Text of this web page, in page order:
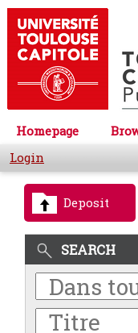
Homepage
Login
Deposit
SEARCH